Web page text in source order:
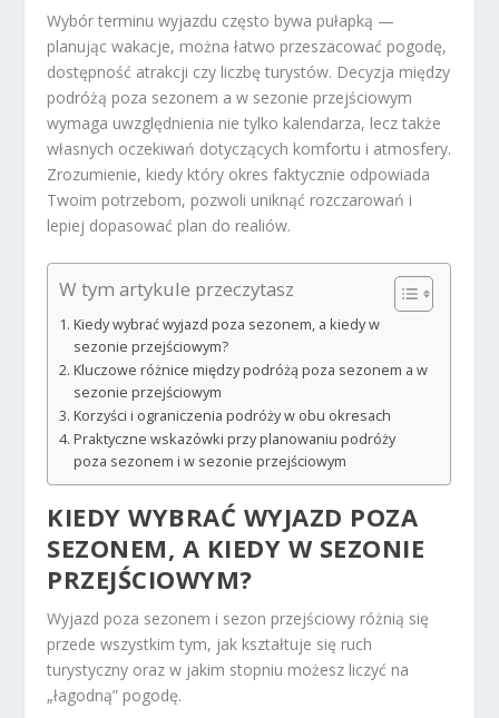
Wybór terminu wyjazdu często bywa pułapką —
planując wakacje, można łatwo przeszacować pogodę,
dostępność atrakcji czy liczbę turystów. Decyzja między
podróżą poza sezonem a w sezonie przejściowym
wymaga uwzględnienia nie tylko kalendarza, lecz także
własnych oczekiwań dotyczących komfortu i atmosfery.
Zrozumienie, kiedy który okres faktycznie odpowiada
Twoim potrzebom, pozwoli uniknąć rozczarowań i
lepiej dopasować plan do realiów.
W tym artykule przeczytasz
Kiedy wybrać wyjazd poza sezonem, a kiedy w
sezonie przejściowym?
Kluczowe różnice między podróżą poza sezonem a w
sezonie przejściowym
Korzyści i ograniczenia podróży w obu okresach
Praktyczne wskazówki przy planowaniu podróży
poza sezonem i w sezonie przejściowym
KIEDY WYBRAĆ WYJAZD POZA
SEZONEM, A KIEDY W SEZONIE
PRZEJŚCIOWYM?
Wyjazd poza sezonem i sezon przejściowy różnią się
przede wszystkim tym, jak kształtuje się ruch
turystyczny oraz w jakim stopniu możesz liczyć na
„łagodną” pogodę.